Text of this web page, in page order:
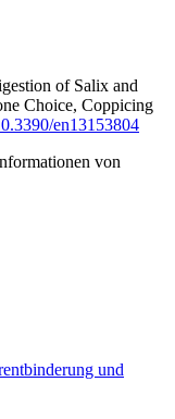
of Salix and
Choice, Coppicing
en13153804
von
und